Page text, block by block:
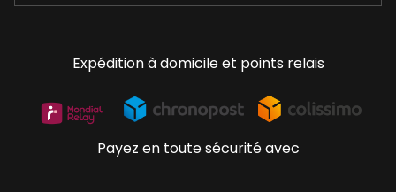
Expédition à domicile et points relais
Payez en toute sécurité avec